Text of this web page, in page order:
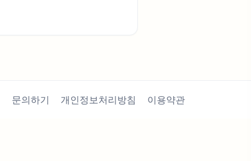
문의하기 개인정보처리방침 이용약관